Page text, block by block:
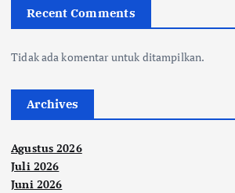
Recent Comments
Tidak ada komentar untuk ditampilkan.
Archives
Agustus 2026
Juli 2026
Juni 2026